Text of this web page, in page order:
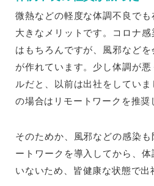
微熱などの軽度な体調不良で
大きなメリットです。コロナ
はもちろんですが、風邪など
が作れています。少し体調が
ルだと、以前は出社をしてい
の場合はリモートワークを推奨
そのためか、風邪などの感染
ートワークを導入してから、
いないため、皆健康な状態で出